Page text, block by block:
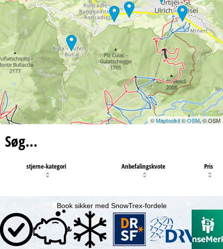
©Maptoolkit©OSM, © OSM
Søg…
stjerne-kategori Anbefalingskvote Pris
Book sikker med SnowTrex-fordele